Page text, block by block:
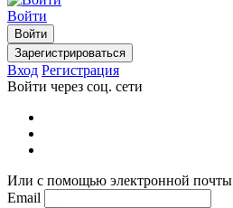
Войти
Войти
Зарегистрироваться
Вход Регистрация
Войти через соц. сети
Или с помощью электронной почты
Email